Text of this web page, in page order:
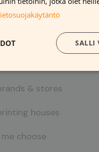
& stores
houses
choose
SALLI